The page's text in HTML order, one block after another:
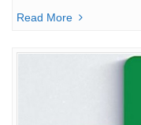
Read More